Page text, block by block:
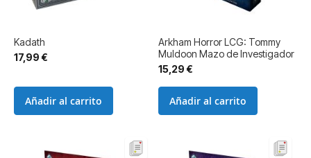
Kadath
17,99 €
Añadir al carrito
Arkham Horror LCG: Tommy
Muldoon Mazo de Investigador
15,29 €
Añadir al carrito